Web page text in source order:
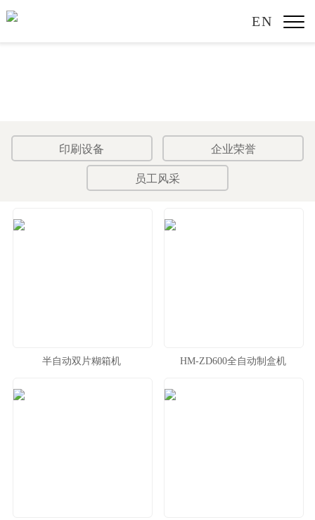
EN
印刷设备 企业荣誉
员工风采
半自动双片糊箱机 HM-ZD600全自动制盒机